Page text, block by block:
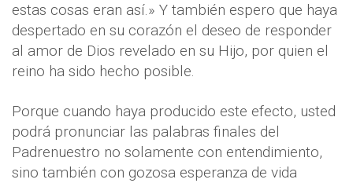
estas cosas eran así.» Y también espero que haya
despertado en su corazón el deseo de responder
al amor de Dios revelado en su Hijo, por quien el
reino ha sido hecho posible.
Porque cuando haya producido este efecto, usted
podrá pronunciar las palabras finales del
Padrenuestro no solamente con entendimiento,
sino también con gozosa esperanza de vida